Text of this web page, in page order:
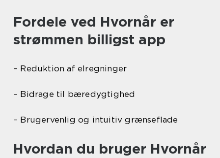
Fordele ved Hvornår er
strømmen billigst app
– Reduktion af elregninger
– Bidrage til bæredygtighed
– Brugervenlig og intuitiv grænseflade
Hvordan du bruger Hvornår